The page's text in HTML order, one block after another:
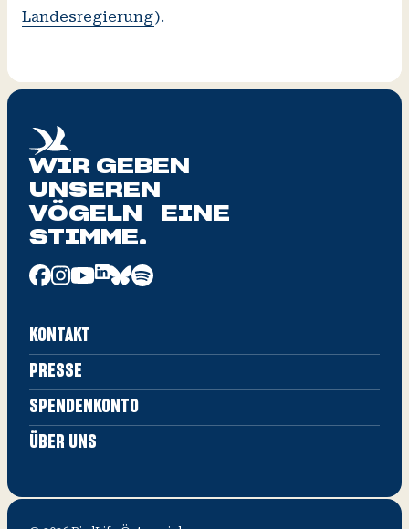
Landesregierung).
WIR GEBEN
UNSEREN
VÖGELN EINE
STIMME.
KONTAKT
PRESSE
SPENDENKONTO
ÜBER UNS